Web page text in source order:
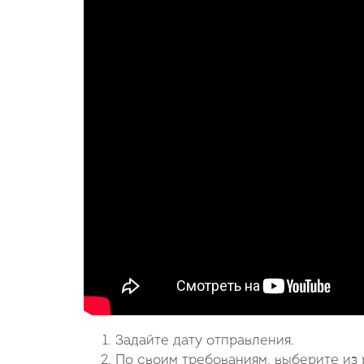
Задайте дату отправления.
По своим требованиям, выберите